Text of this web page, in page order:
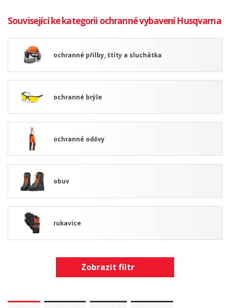
Související ke kategorii ochranné vybavení Husqvarna
ochranné přilby, štíty a sluchátka
ochranné brýle
ochranné oděvy
obuv
rukavice
Zobrazit filtr